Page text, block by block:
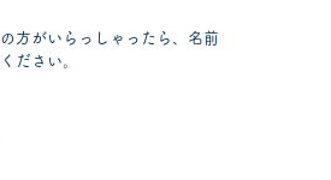
方がいらっしゃったら、名前
ださい。